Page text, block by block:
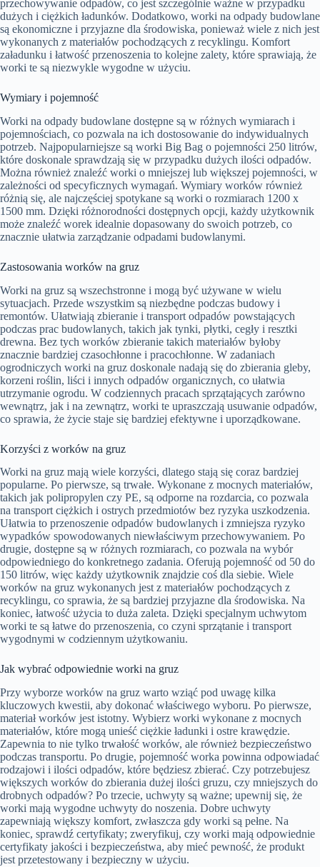
przechowywanie odpadów, co jest szczególnie ważne w przypadku
dużych i ciężkich ładunków. Dodatkowo, worki na odpady budowlane
są ekonomiczne i przyjazne dla środowiska, ponieważ wiele z nich jest
wykonanych z materiałów pochodzących z recyklingu. Komfort
załadunku i łatwość przenoszenia to kolejne zalety, które sprawiają, że
worki te są niezwykle wygodne w użyciu.
Wymiary i pojemność
Worki na odpady budowlane dostępne są w różnych wymiarach i
pojemnościach, co pozwala na ich dostosowanie do indywidualnych
potrzeb. Najpopularniejsze są worki Big Bag o pojemności 250 litrów,
które doskonale sprawdzają się w przypadku dużych ilości odpadów.
Można również znaleźć worki o mniejszej lub większej pojemności, w
zależności od specyficznych wymagań. Wymiary worków również
różnią się, ale najczęściej spotykane są worki o rozmiarach 1200 x
1500 mm. Dzięki różnorodności dostępnych opcji, każdy użytkownik
może znaleźć worek idealnie dopasowany do swoich potrzeb, co
znacznie ułatwia zarządzanie odpadami budowlanymi.
Zastosowania worków na gruz
Worki na gruz są wszechstronne i mogą być używane w wielu
sytuacjach. Przede wszystkim są niezbędne podczas budowy i
remontów. Ułatwiają zbieranie i transport odpadów powstających
podczas prac budowlanych, takich jak tynki, płytki, cegły i resztki
drewna. Bez tych worków zbieranie takich materiałów byłoby
znacznie bardziej czasochłonne i pracochłonne. W zadaniach
ogrodniczych worki na gruz doskonale nadają się do zbierania gleby,
korzeni roślin, liści i innych odpadów organicznych, co ułatwia
utrzymanie ogrodu. W codziennych pracach sprzątających zarówno
wewnątrz, jak i na zewnątrz, worki te upraszczają usuwanie odpadów,
co sprawia, że życie staje się bardziej efektywne i uporządkowane.
Korzyści z worków na gruz
Worki na gruz mają wiele korzyści, dlatego stają się coraz bardziej
popularne. Po pierwsze, są trwałe. Wykonane z mocnych materiałów,
takich jak polipropylen czy PE, są odporne na rozdarcia, co pozwala
na transport ciężkich i ostrych przedmiotów bez ryzyka uszkodzenia.
Ułatwia to przenoszenie odpadów budowlanych i zmniejsza ryzyko
wypadków spowodowanych niewłaściwym przechowywaniem. Po
drugie, dostępne są w różnych rozmiarach, co pozwala na wybór
odpowiedniego do konkretnego zadania. Oferują pojemność od 50 do
150 litrów, więc każdy użytkownik znajdzie coś dla siebie. Wiele
worków na gruz wykonanych jest z materiałów pochodzących z
recyklingu, co sprawia, że są bardziej przyjazne dla środowiska. Na
koniec, łatwość użycia to duża zaleta. Dzięki specjalnym uchwytom
worki te są łatwe do przenoszenia, co czyni sprzątanie i transport
wygodnymi w codziennym użytkowaniu.
Jak wybrać odpowiednie worki na gruz
Przy wyborze worków na gruz warto wziąć pod uwagę kilka
kluczowych kwestii, aby dokonać właściwego wyboru. Po pierwsze,
materiał worków jest istotny. Wybierz worki wykonane z mocnych
materiałów, które mogą unieść ciężkie ładunki i ostre krawędzie.
Zapewnia to nie tylko trwałość worków, ale również bezpieczeństwo
podczas transportu. Po drugie, pojemność worka powinna odpowiadać
rodzajowi i ilości odpadów, które będziesz zbierać. Czy potrzebujesz
większych worków do zbierania dużej ilości gruzu, czy mniejszych do
drobnych odpadów? Po trzecie, uchwyty są ważne; upewnij się, że
worki mają wygodne uchwyty do noszenia. Dobre uchwyty
zapewniają większy komfort, zwłaszcza gdy worki są pełne. Na
koniec, sprawdź certyfikaty; zweryfikuj, czy worki mają odpowiednie
certyfikaty jakości i bezpieczeństwa, aby mieć pewność, że produkt
jest przetestowany i bezpieczny w użyciu.